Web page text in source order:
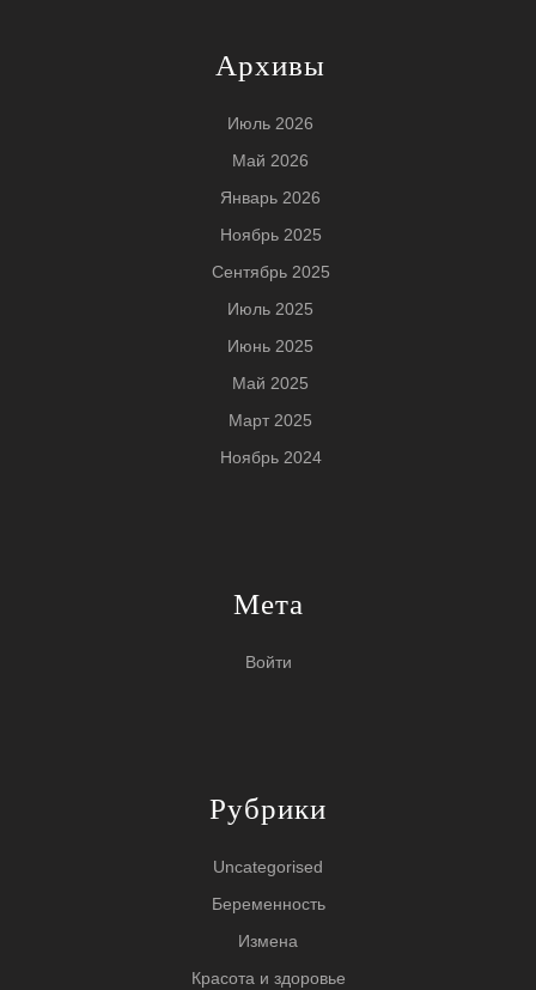
Архивы
Июль 2026
Май 2026
Январь 2026
Ноябрь 2025
Сентябрь 2025
Июль 2025
Июнь 2025
Май 2025
Март 2025
Ноябрь 2024
Мета
Войти
Рубрики
Uncategorised
Беременность
Измена
Красота и здоровье